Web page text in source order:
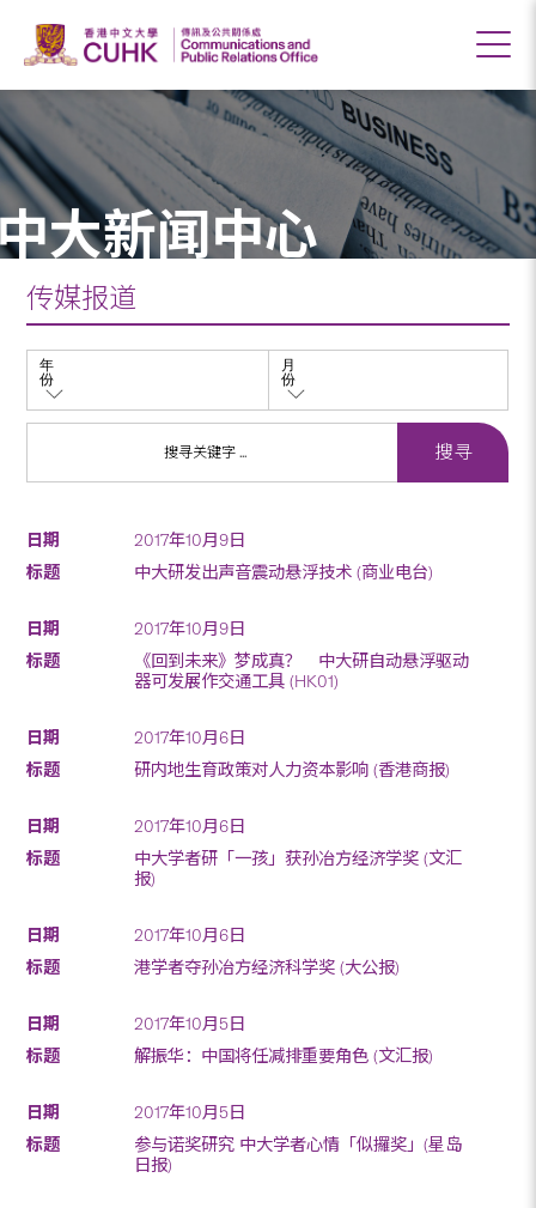
大新闻中心
传媒报道
年
份
月
份
2017年10月9日
中大研发出声音震动悬浮技术 (商业电台)
2017年10月9日
《回到未来》梦成真？ 中大研自动悬浮驱动
器可发展作交通工具 (HK01)
2017年10月6日
研内地生育政策对人力资本影响 (香港商报)
2017年10月6日
中大学者研「一孩」获孙冶方经济学奖 (文汇
报)
2017年10月6日
港学者夺孙冶方经济科学奖 (大公报)
2017年10月5日
解振华：中国将任减排重要角色 (文汇报)
2017年10月5日
参与诺奖研究 中大学者心情「似攞奖」(星岛
日报)